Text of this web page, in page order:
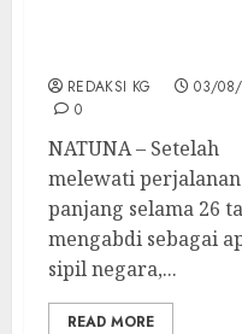
REDAKSI KG
03/
0
NATUNA – Setelah
melewati perjalanan
panjang selama 26
mengabdi sebagai
sipil negara,...
READ MORE